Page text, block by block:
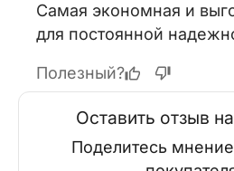
Самая экономная и
для постоянной
Полезный?
Оставить отзыв
Поделитесь